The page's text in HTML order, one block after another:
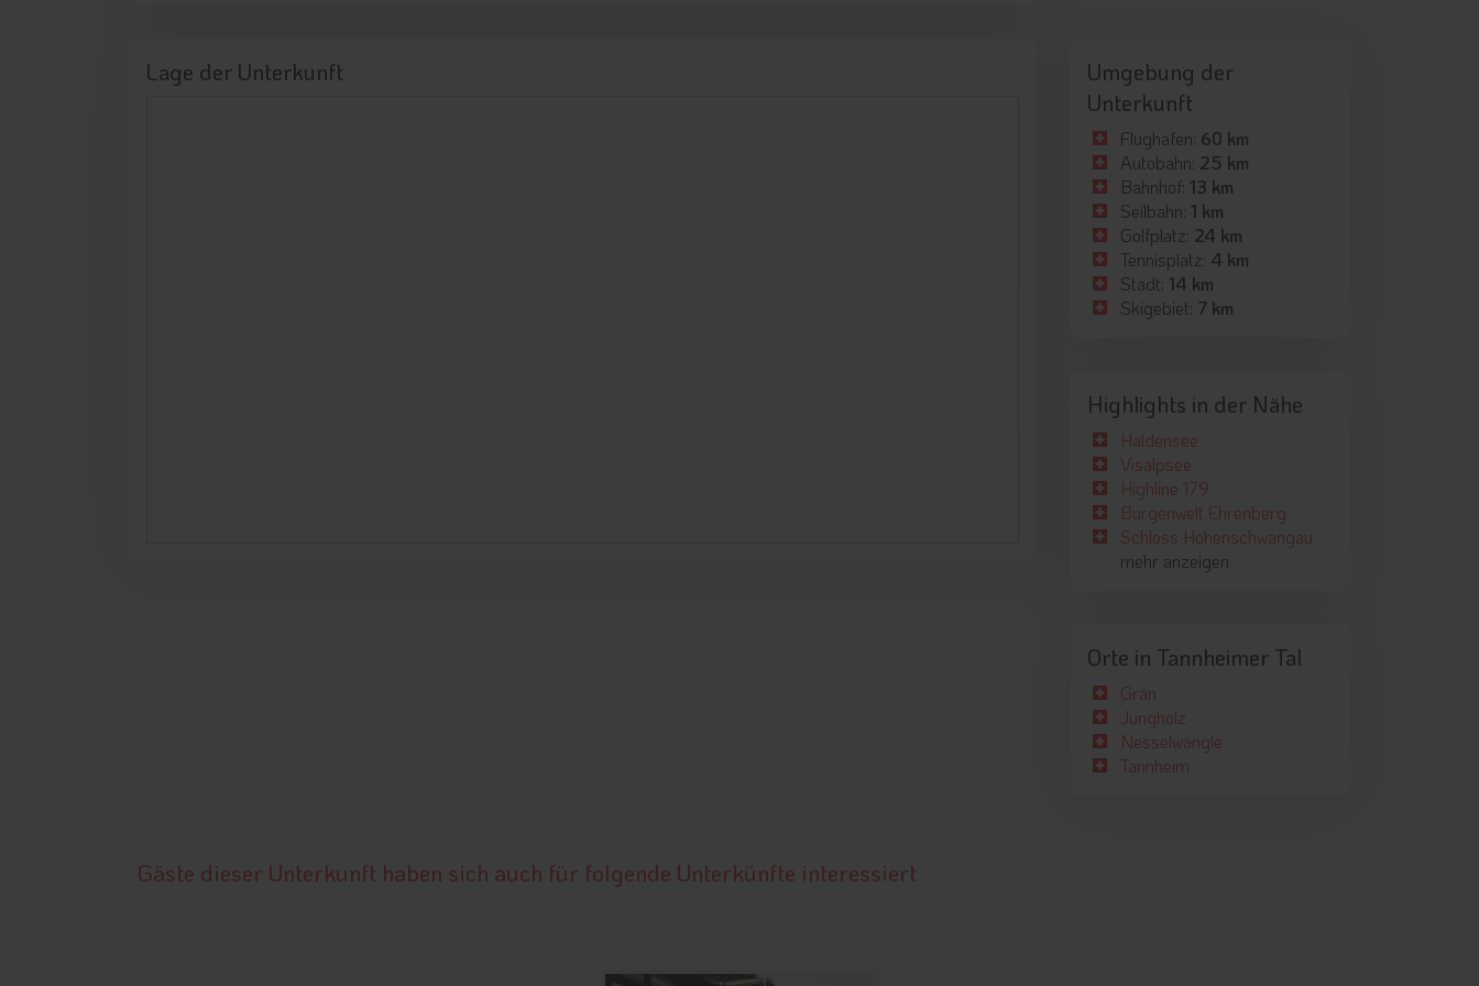
Lage der Unterkunft
Umgebung der
Unterkunft
Flughafen: 60 km
Autobahn: 25 km
Bahnhof: 13 km
Seilbahn: 1 km
Golfplatz: 24 km
Tennisplatz: 4 km
Stadt: 14 km
Skigebiet: 7 km
Highlights in der Nähe
Haldensee
Visalpsee
Highline 179
Burgenwelt Ehrenberg
Schloss Hohenschwangau
mehr anzeigen
Orte in Tannheimer Tal
Grän
Jungholz
Nesselwängle
Tannheim
Gäste dieser Unterkunft haben sich auch für folgende Unterkünfte interessiert